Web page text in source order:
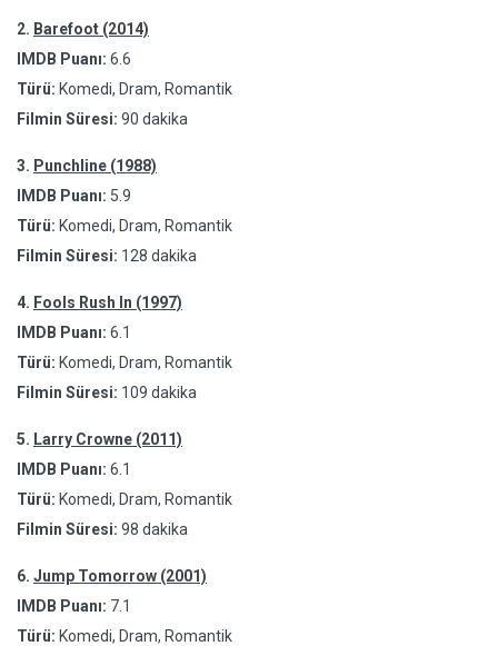
2. Barefoot (2014)
IMDB Puanı: 6.6
Türü: Komedi, Dram, Romantik
Filmin Süresi: 90 dakika
3. Punchline (1988)
IMDB Puanı: 5.9
Türü: Komedi, Dram, Romantik
Filmin Süresi: 128 dakika
4. Fools Rush In (1997)
IMDB Puanı: 6.1
Türü: Komedi, Dram, Romantik
Filmin Süresi: 109 dakika
5. Larry Crowne (2011)
IMDB Puanı: 6.1
Türü: Komedi, Dram, Romantik
Filmin Süresi: 98 dakika
6. Jump Tomorrow (2001)
IMDB Puanı: 7.1
Türü: Komedi, Dram, Romantik